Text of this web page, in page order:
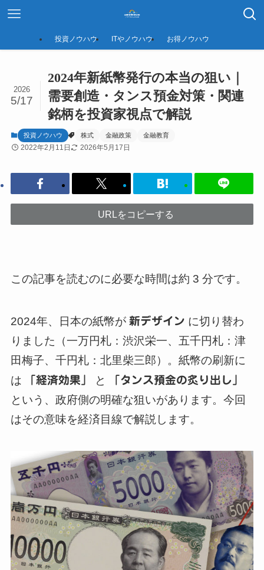
投資ノウハウ ITやノウハウ お得ノウハウ
2024年新紙幣発行の本当の狙い｜
需要創造・タンス預金対策・関連
銘柄を投資家視点で解説
2026
5/17
投資ノウハウ 株式 金融政策 金融教育
2022年2月11日 2026年5月17日
URLをコピーする
この記事を読むのに必要な時間は約 3 分です。
2024年、日本の紙幣が 新デザイン に切り替わ
りました（一万円札：渋沢栄一、五千円札：津
田梅子、千円札：北里柴三郎）。紙幣の刷新に
は
「経済効果」 と 「タンス預金の炙り出し」
という、政府側の明確な狙いがあります。今回
はその意味を経済目線で解説します。